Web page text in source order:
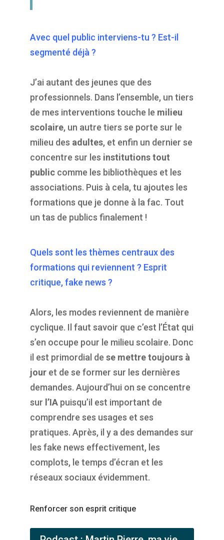
Avec quel public interviens-tu ? Est-il
segmenté déjà ?
J’ai autant des jeunes que des
professionnels. Dans l’ensemble, un tiers
de mes interventions touche le milieu
scolaire, un autre tiers se porte sur le
milieu des adultes, et enfin un dernier se
concentre sur les institutions tout
publiccomme les bibliothèques et les
associations. Puis à cela, tu ajoutes les
formations que je donne à la fac. Tout
un tas de publics finalement !
Quels sont les thèmes centraux des
formations qui reviennent ? Esprit
critique, fake news ?
Alors, les modes reviennent de manière
cyclique. Il faut savoir que c’est l’État qui
s’en occupe pour le milieu scolaire. Donc
il est primordial de se mettre toujours à
jouret de se former sur les dernières
demandes. Aujourd’hui on se concentre
sur l’IApuisqu’il est important de
comprendre ses usages et ses
pratiques. Après, il y a des demandes sur
les fake news effectivement, les
complots, le temps d’écran et les
réseaux sociaux évidemment.
Renforcer son esprit critique